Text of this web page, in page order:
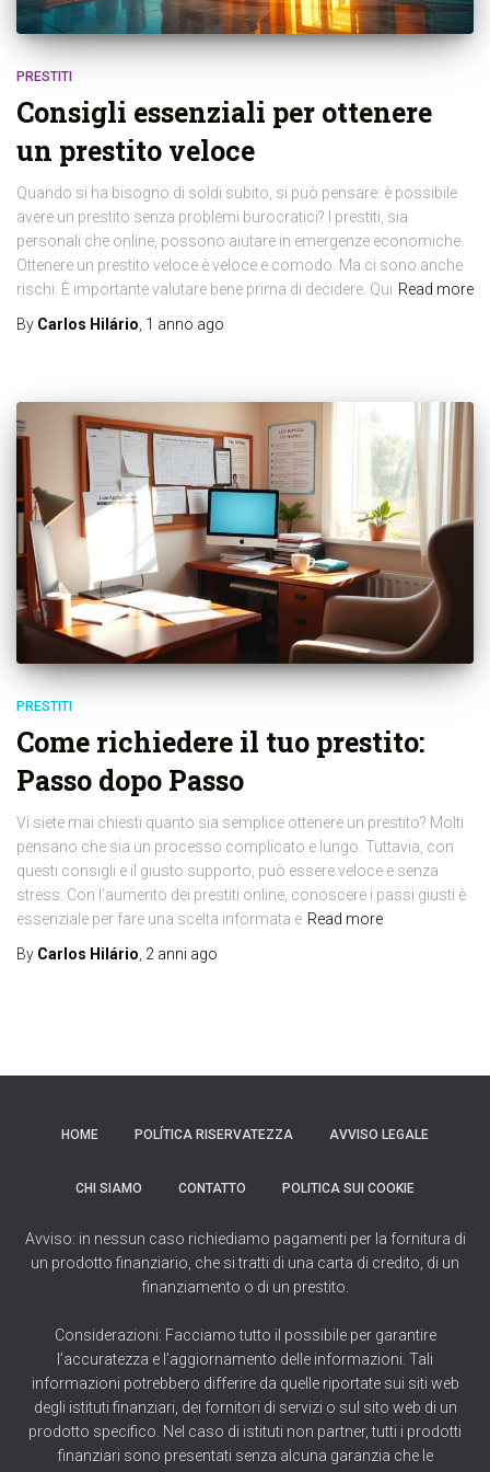
PRESTITI
Consigli essenziali per ottenere
un prestito veloce
Quando si ha bisogno di soldi subito, si può pensare: è possibile
avere un prestito senza problemi burocratici? I prestiti, sia
personali che online, possono aiutare in emergenze economiche.
Ottenere un prestito veloce è veloce e comodo. Ma ci sono anche
rischi. È importante valutare bene prima di decidere. Qui Read more
By Carlos Hilário 1 anno ago
PRESTITI
Come richiedere il tuo prestito:
Passo dopo Passo
Vi siete mai chiesti quanto sia semplice ottenere un prestito? Molti
pensano che sia un processo complicato e lungo. Tuttavia, con
questi consigli e il giusto supporto, può essere veloce e senza
stress. Con l’aumento dei prestiti online, conoscere i passi giusti è
essenziale per fare una scelta informata e Read more
By Carlos Hilário 2 anni ago
HOME POLÍTICA RISERVATEZZA AVVISO LEGALE
CHI SIAMO CONTATTO POLITICA SUI COOKIE
Avviso: in nessun caso richiediamo pagamenti per la fornitura di
un prodotto finanziario, che si tratti di una carta di credito, di un
finanziamento o di un prestito.
Considerazioni: Facciamo tutto il possibile per garantire
l’accuratezza e l’aggiornamento delle informazioni. Tali
informazioni potrebbero differire da quelle riportate sui siti web
degli istituti finanziari, dei fornitori di servizi o sul sito web di un
prodotto specifico. Nel caso di istituti non partner, tutti i prodotti
finanziari sono presentati senza alcuna garanzia che le